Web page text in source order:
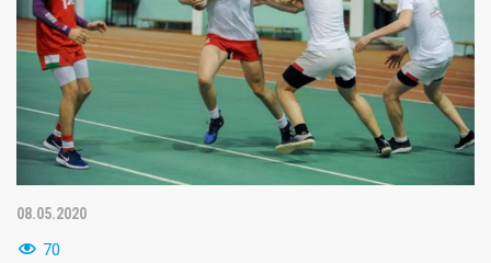
08.05.2020
70